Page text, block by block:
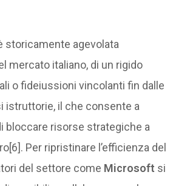
storicamente agevolata
mercato italiano, di un rigido
o fideiussioni vincolanti fin dalle
istruttorie, il che consente a
bloccare risorse strategiche a
Per ripristinare l’efficienza del
del settore come Microsoft si